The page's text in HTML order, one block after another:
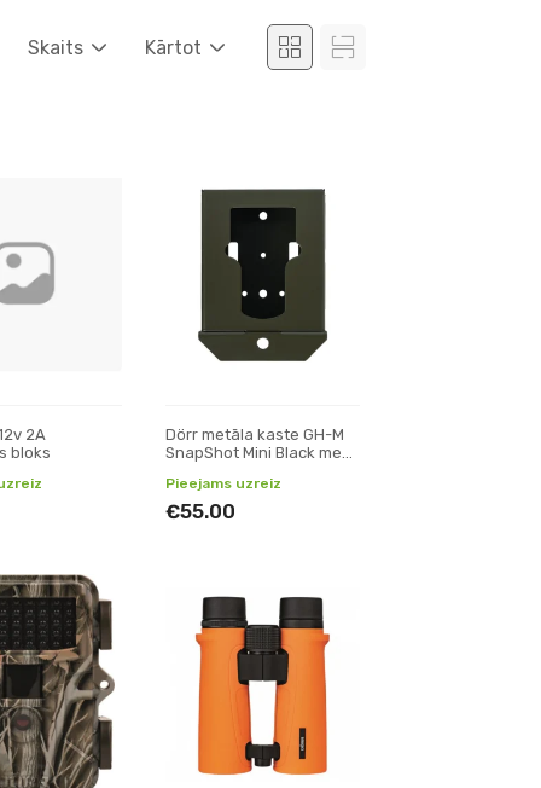
Skaits Kārtot
2A
bloks
Dörr metāla kaste GH-M
SnapShot Mini Black meža
Pieejams uzreiz
€55.00